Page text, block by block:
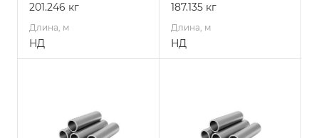
201.246 кг
Длина, м
НД
187.135 кг
Длина, м
НД